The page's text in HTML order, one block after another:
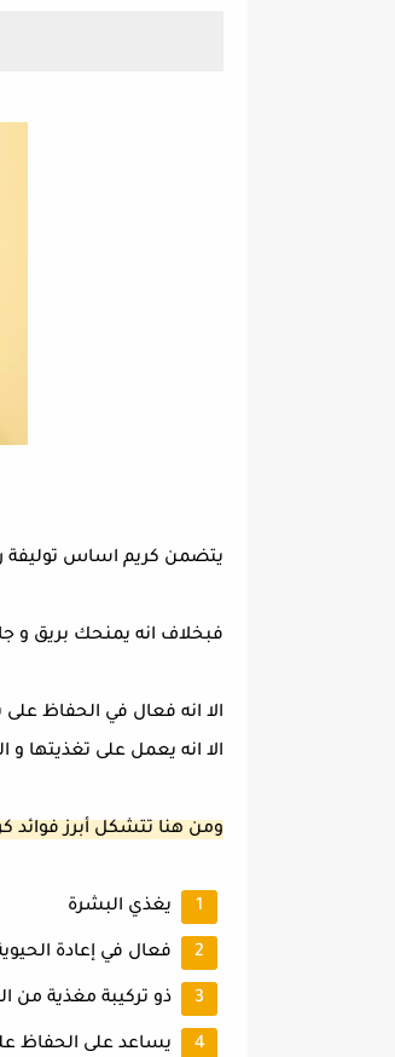
يتضمن كريم اساس توليفة
فبخلاف انه يمنحك بريق و
الا انه فعال في الحفاظ
الا انه يعمل على تغذيتها
ومن هنا تتشكل أبرز فوائد
يغذي البشرة
فعال في إعادة
ذو تركيبة مغذية من
يساعد على الحفاظ